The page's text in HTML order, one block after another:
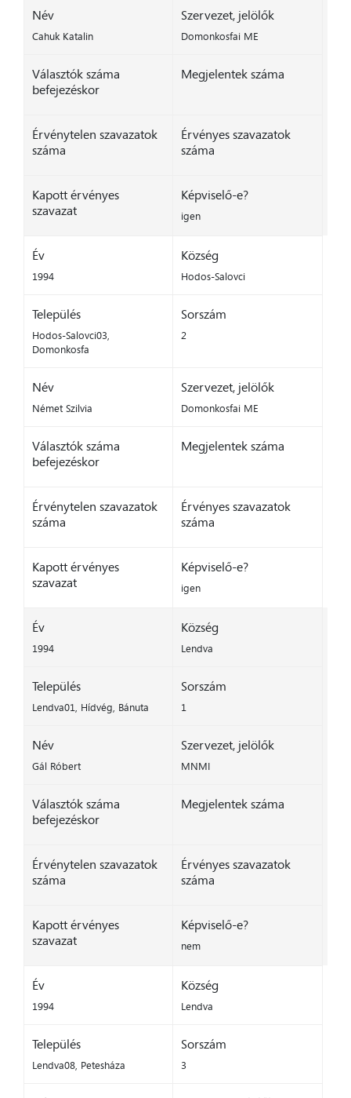
Név
Cahuk Katalin
Szervezet, jelölők
Domonkosfai ME
Választók száma
befejezéskor
Megjelentek száma
Érvénytelen szavazatok
száma
Érvényes szavazatok
száma
Kapott érvényes
szavazat
Képviselő-e?
igen
Év
1994
Község
Hodos-Salovci
Település
Hodos-Salovci03,
Domonkosfa
Sorszám
2
Név
Német Szilvia
Szervezet, jelölők
Domonkosfai ME
Választók száma
befejezéskor
Megjelentek száma
Érvénytelen szavazatok
száma
Érvényes szavazatok
száma
Kapott érvényes
szavazat
Képviselő-e?
igen
Év
1994
Község
Lendva
Település
Lendva01, Hídvég, Bánuta
Sorszám
1
Név
Gál Róbert
Szervezet, jelölők
MNMI
Választók száma
befejezéskor
Megjelentek száma
Érvénytelen szavazatok
száma
Érvényes szavazatok
száma
Kapott érvényes
szavazat
Képviselő-e?
nem
Év
1994
Község
Lendva
Település
Lendva08, Petesháza
Sorszám
3